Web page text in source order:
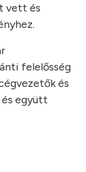
vett és
felelősség
és
együtt